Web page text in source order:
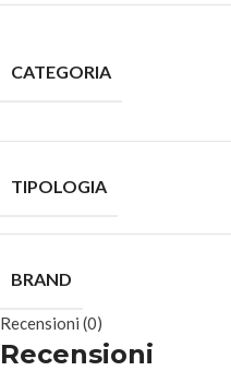
CATEGORIA
TIPOLOGIA
BRAND
Recensioni (0)
Recensioni